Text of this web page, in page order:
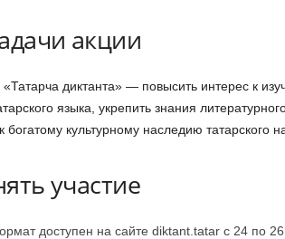
акции
«Татарча диктанта» — повысить интерес к
языка, укрепить знания
богатому культурному наследию татарского
участие
доступен на сайте diktant.tatar с 24 по 26